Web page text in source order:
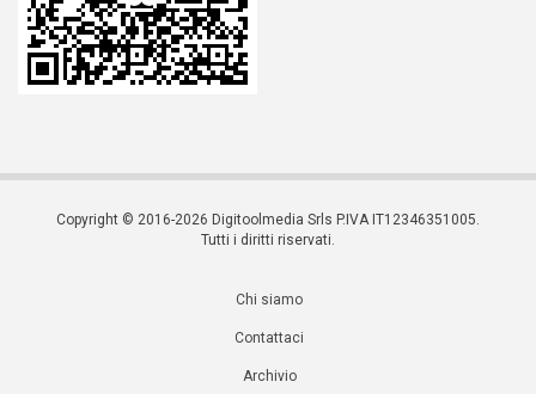
Copyright © 2016-2026 Digitoolmedia Srls P.IVA IT12346351005.
Tutti i diritti riservati.
Chi siamo
Contattaci
Archivio